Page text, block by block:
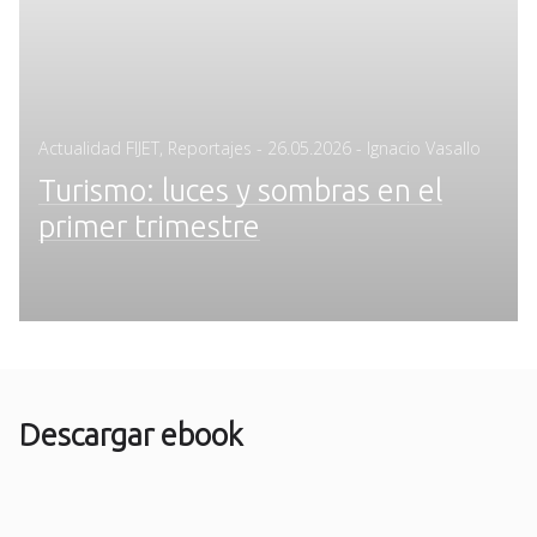
Actualidad FIJET Reportajes - Posted
26.05.2026 - Ignacio Vasallo
Turismo: luces y sombras en el
primer trimestre
Descargar ebook